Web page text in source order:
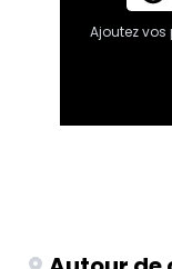
Ajoutez vos